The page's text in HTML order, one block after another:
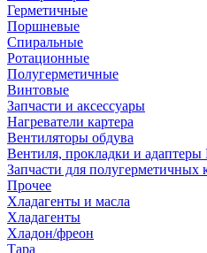
Герметичные
Поршневые
Спиральные
Ротационные
Полугерметичные
Винтовые
Запчасти и аксессуары
Нагреватели картера
Вентиляторы обдува
Вентиля, прокладки и адаптеры
Запчасти для полугерметичных
Прочее
Хладагенты и масла
Хладагенты
Хладон/фреон
Тара